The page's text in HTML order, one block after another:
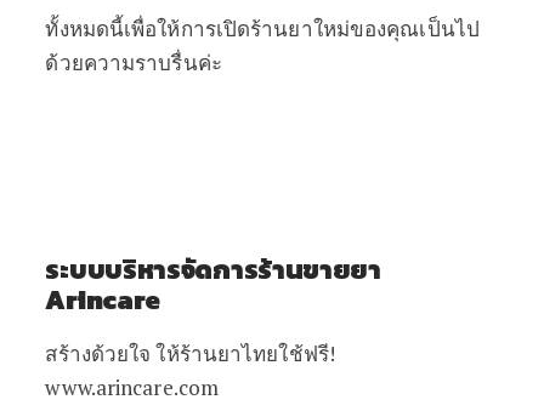
ทั้งหมดนี้เพื่อให้การเปิดร้านยาใหม่ของคุณเป็นไป
ด้วยความราบรื่นค่ะ
ระบบบริหารจัดการร้านขายยา
Arincare
สร้างด้วยใจ ให้ร้านยาไทยใช้ฟรี!
www.arincare.com